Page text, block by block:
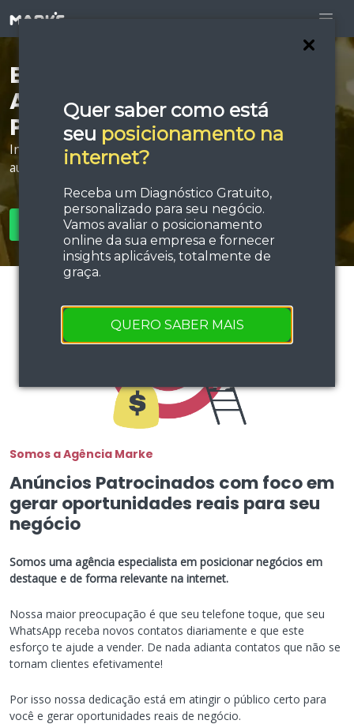
Quer saber como está
seu posicionamento na
internet?
Receba um Diagnóstico Gratuito,
personalizado para seu negócio.
Vamos avaliar o posicionamento
online da sua empresa e fornecer
insights aplicáveis, totalmente de
graça.
QUERO SABER MAIS
Está procurando por
Agência de Anúncios
Patrocinados em Crato?
Invista em estratégias de tráfego e performance e
aumente sua força de vendas!
SOLICITAR ORÇAMENTO
Somos a Agência Marke
Anúncios Patrocinados com foco em
gerar oportunidades reais para seu
negócio
Somos uma agência especialista em posicionar negócios em
destaque e de forma relevante na internet.
Nossa maior preocupação é que seu telefone toque, que seu
WhatsApp receba novos contatos diariamente e que este
esforço te ajude a vender. De nada adianta contatos que não se
tornam clientes efetivamente!
Por isso nossa dedicação está em atingir o público certo para
você e gerar oportunidades reais de negócio.